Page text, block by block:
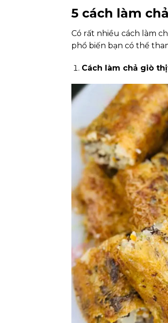
5 cách làm
Có rất nhiều cách làm
phổ biến bạn có thể
Cách làm chả giò